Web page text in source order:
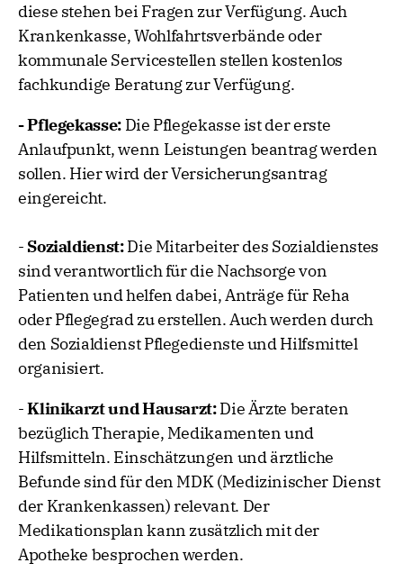
diese stehen bei Fragen zur Verfügung. Auch
Krankenkasse, Wohlfahrtsverbände oder
kommunale Servicestellen stellen kostenlos
fachkundige Beratung zur Verfügung.
- Pflegekasse:Die Pflegekasse ist der erste
Anlaufpunkt, wenn Leistungen beantrag werden
sollen. Hier wird der Versicherungsantrag
eingereicht.
- Sozialdienst:Die Mitarbeiter des Sozialdienstes
sind verantwortlich für die Nachsorge von
Patienten und helfen dabei, Anträge für Reha
oder Pflegegrad zu erstellen. Auch werden durch
den Sozialdienst Pflegedienste und Hilfsmittel
organisiert.
-Klinikarzt und Hausarzt:Die Ärzte beraten
bezüglich Therapie, Medikamenten und
Hilfsmitteln. Einschätzungen und ärztliche
Befunde sind für den MDK (Medizinischer Dienst
der Krankenkassen) relevant. Der
Medikationsplan kann zusätzlich mit der
Apotheke besprochen werden.